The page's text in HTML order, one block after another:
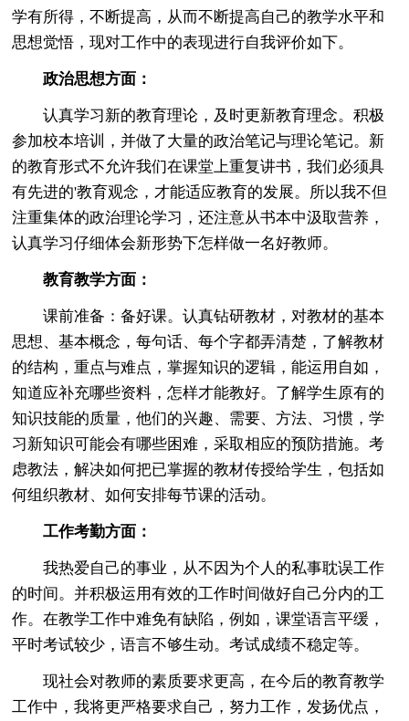
学有所得，不断提高，从而不断提高自己的教学水平和
思想觉悟，现对工作中的表现进行自我评价如下。
政治思想方面：
认真学习新的教育理论，及时更新教育理念。积极
参加校本培训，并做了大量的政治笔记与理论笔记。新
的教育形式不允许我们在课堂上重复讲书，我们必须具
有先进的'教育观念，才能适应教育的发展。所以我不但
注重集体的政治理论学习，还注意从书本中汲取营养，
认真学习仔细体会新形势下怎样做一名好教师。
教育教学方面：
课前准备：备好课。认真钻研教材，对教材的基本
思想、基本概念，每句话、每个字都弄清楚，了解教材
的结构，重点与难点，掌握知识的逻辑，能运用自如，
知道应补充哪些资料，怎样才能教好。了解学生原有的
知识技能的质量，他们的兴趣、需要、方法、习惯，学
习新知识可能会有哪些困难，采取相应的预防措施。考
虑教法，解决如何把已掌握的教材传授给学生，包括如
何组织教材、如何安排每节课的活动。
工作考勤方面：
我热爱自己的事业，从不因为个人的私事耽误工作
的时间。并积极运用有效的工作时间做好自己分内的工
作。在教学工作中难免有缺陷，例如，课堂语言平缓，
平时考试较少，语言不够生动。考试成绩不稳定等。
现社会对教师的素质要求更高，在今后的教育教学
工作中，我将更严格要求自己，努力工作，发扬优点，